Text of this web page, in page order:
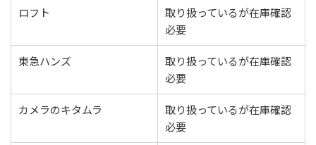
ロフト
取り扱っているが在庫確認
必要
東急ハンズ
取り扱っているが在庫確認
必要
カメラのキタムラ
取り扱っているが在庫確認
必要